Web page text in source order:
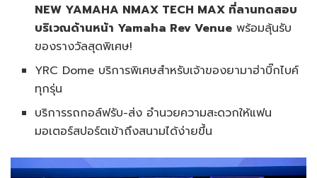
NEW YAMAHA NMAX TECH MAX ที่ลานทดสอบ
บริเวณด้านหน้า Yamaha Rev Venue พร้อมลุ้นรับ
ของรางวัลสุดพิเศษ!
YRC Dome บริการพิเศษสำหรับเจ้าของยามาฮ่าบิ๊กไบค์
ทุกรุ่น
บริการรถกอล์ฟรับ-ส่ง อำนวยความสะดวกให้แฟน
มอเตอร์สปอร์ตเข้าถึงสนามได้ง่ายขึ้น